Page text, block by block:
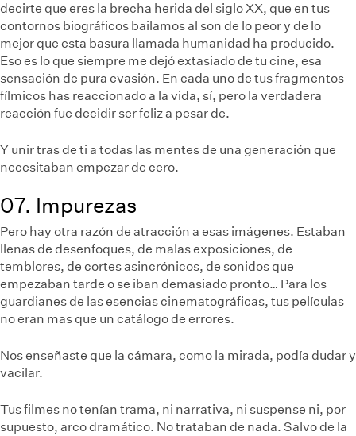
decirte que eres la brecha herida del siglo XX, que en tus
contornos biográficos bailamos al son de lo peor y de lo
mejor que esta basura llamada humanidad ha producido.
Eso es lo que siempre me dejó extasiado de tu cine, esa
sensación de pura evasión. En cada uno de tus fragmentos
fílmicos has reaccionado a la vida, sí, pero la verdadera
reacción fue decidir ser feliz a pesar de.
Y unir tras de ti a todas las mentes de una generación que
necesitaban empezar de cero.
07. Impurezas
Pero hay otra razón de atracción a esas imágenes. Estaban
llenas de desenfoques, de malas exposiciones, de
temblores, de cortes asincrónicos, de sonidos que
empezaban tarde o se iban demasiado pronto… Para los
guardianes de las esencias cinematográficas, tus películas
no eran mas que un catálogo de errores.
Nos enseñaste que la cámara, como la mirada, podía dudar y
vacilar.
Tus filmes no tenían trama, ni narrativa, ni suspense ni, por
supuesto, arco dramático. No trataban de nada. Salvo de la